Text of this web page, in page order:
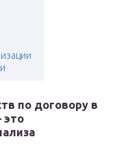
по договору в
это